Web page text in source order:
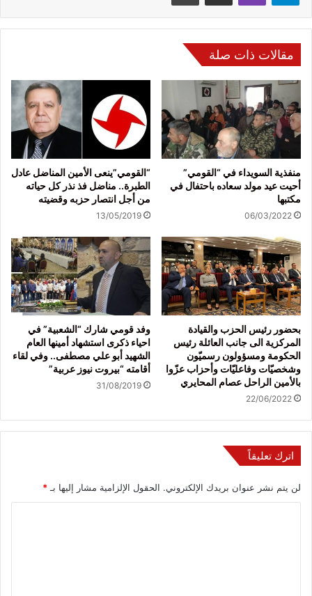
مقالات ذات صلة
منفذية السويداء في “القومي”
أحيت عيد مولد سعاده باحتفال في
مكتبها
06/03/2022
“القومي”ينعى الأمين المناضل عادل
الطبرة.. مناضل فذ نذر كل حياته
من أجل انتصار حزبه وقضيته
13/05/2019
بحضور رئيس الحزب والقيادة
المركزية الى جانب العائلة رئيس
الحكومة ومسؤولون رسميّون
وشخصيّات وفاعليّات وأحزاب عزّوا
بالأمين الراحل عصام المحايري
22/06/2022
وفد قومي شارك “الشعبية” في
احياء ذكرى استشهاد أمينها العام
الشهيد أبو علي مصطفى.. وفي لقاء
أقامته “بيروت نيوز عربية”
31/08/2019
اترك تعليقاً
لن يتم نشر عنوان بريدك الإلكتروني. الحقول الإلزامية مشار إليها بـ *